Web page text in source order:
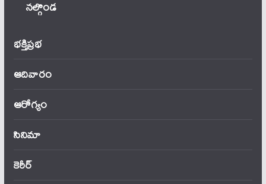
నల్గొండ
భక్తిప్రభ
ఆదివారం
ఆరోగ్యం
సినిమా
కెరీర్